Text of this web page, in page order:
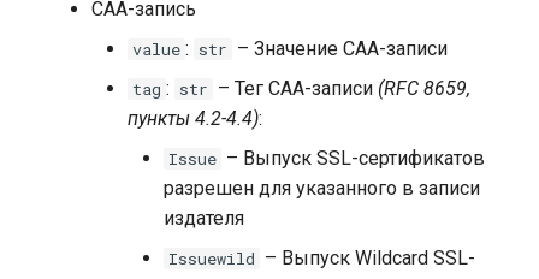
CAA-запись
value : str – Значение CAA-записи
tag : str – Тег CAA-записи (RFC 8659,
пункты 4.2-4.4):
Issue – Выпуск SSL-сертификатов
разрешен для указанного в записи
издателя
Issuewild – Выпуск Wildcard SSL-